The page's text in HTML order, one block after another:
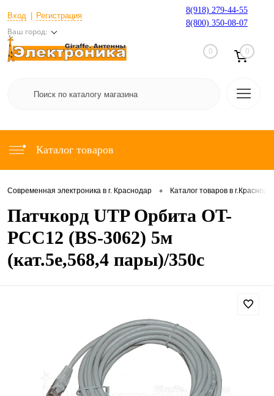
Вход Регистрация
Ваш город:
8(918) 279-44-55
8(800) 350-08-07
0 0
Каталог товаров
Современная электроника в г. Краснодар • Каталог товаров в
Патчкорд UTP Орбита OT-
PCC12 (BS-3062) 5м
(кат.5e,568,4 пары)/350с